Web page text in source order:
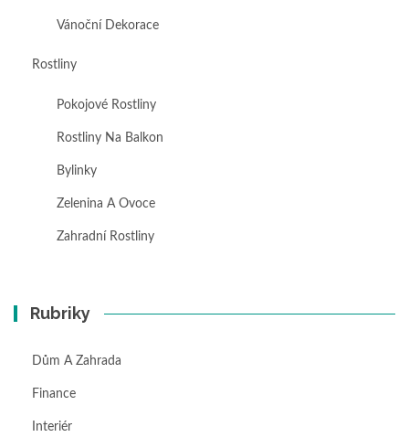
Vánoční Dekorace
Rostliny
Pokojové Rostliny
Rostliny Na Balkon
Bylinky
Zelenina A Ovoce
Zahradní Rostliny
Rubriky
Dům A Zahrada
Finance
Interiér